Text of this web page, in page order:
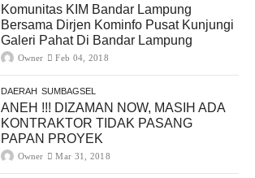
Komunitas KIM Bandar Lampung
Bersama Dirjen Kominfo Pusat Kunjungi
Galeri Pahat Di Bandar Lampung
Owner Feb 04, 2018
DAERAH SUMBAGSEL
ANEH !!! DIZAMAN NOW, MASIH ADA
KONTRAKTOR TIDAK PASANG
PAPAN PROYEK
Owner Mar 31, 2018